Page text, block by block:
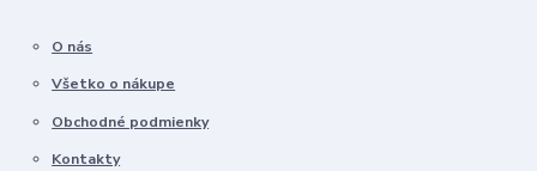
O nás
Všetko o nákupe
Obchodné podmienky
Kontakty